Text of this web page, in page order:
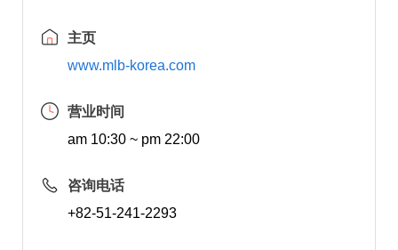
主页
www.mlb-korea.com
营业时间
am 10:30 ~ pm 22:00
咨询电话
+82-51-241-2293